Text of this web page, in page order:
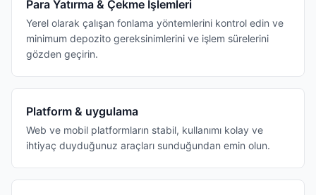
Para Yatırma & Çekme İşlemleri
Yerel olarak çalışan fonlama yöntemlerini kontrol edin ve
minimum depozito gereksinimlerini ve işlem sürelerini
gözden geçirin.
Platform & uygulama
Web ve mobil platformların stabil, kullanımı kolay ve
ihtiyaç duyduğunuz araçları sunduğundan emin olun.